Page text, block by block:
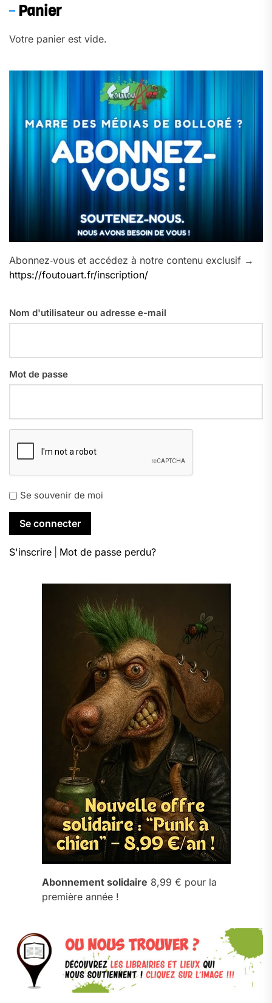
Panier
Votre panier est vide.
Abonnez‑vous et accédez à notre contenu exclusif →
https://foutouart.fr/inscription/
Nom d'utilisateur ou adresse e-mail
Mot de passe
Se souvenir de moi
S'inscrire Mot de passe perdu?
Abonnement solidaire 8,99 € pour la
première année !